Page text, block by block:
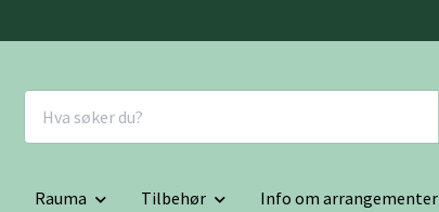
Rauma Tilbehør Info om arrangementer